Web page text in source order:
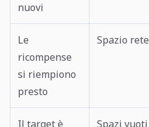
nuovi
Le
ricompense
si riempiono
presto
Spazio rete
Il target è Spazi vuoti